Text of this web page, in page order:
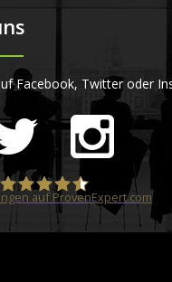
Facebook, Twitter oder
auf ProvenExpert.com